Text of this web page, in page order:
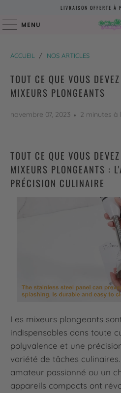
LIVRAISON OFFERTE À
MENU
ACCUEIL / NOS ARTICLES
TOUT CE QUE VOUS
MIXEURS PLONGEANTS
novembre 07, 2023 2 minutes à
TOUT CE QUE VOUS
MIXEURS PLONGEANTS :
PRÉCISION CULINAIRE
Les mixeurs plongeants
indispensables dans toute
polyvalence et une
variété de tâches
amateur passionné ou un
appareils compacts ont